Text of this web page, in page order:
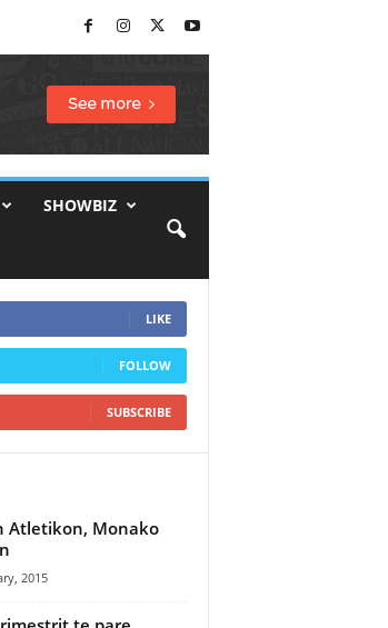
SHOWBIZ
LIKE
FOLLOW
SUBSCRIBE
Atletikon, Monako
2015